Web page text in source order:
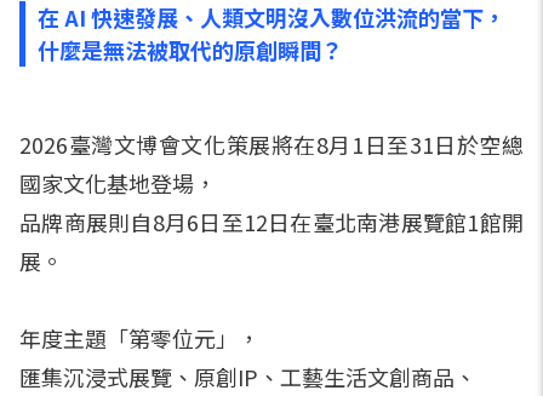
在 AI 快速發展、人類文明沒入數位洪流的當下，
什麼是無法被取代的原創瞬間？
2026臺灣文博會文化策展將在8月1日至31日於空總
國家文化基地登場，
品牌商展則自8月6日至12日在臺北南港展覽館1館開
展。
年度主題「第零位元」，
匯集沉浸式展覽、原創IP、工藝生活文創商品、